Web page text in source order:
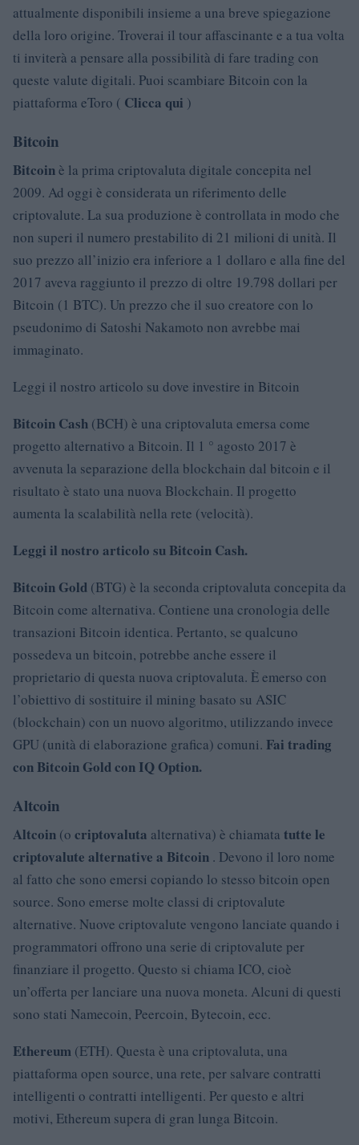
attualmente disponibili insieme a una breve spiegazione
della loro origine. Troverai il tour affascinante e a tua volta
ti inviterà a pensare alla possibilità di fare trading con
queste valute digitali. Puoi scambiare Bitcoin con la
piattaforma eToro ( Clicca qui )
Bitcoin
Bitcoinè la prima criptovaluta digitale concepita nel
2009. Ad oggi è considerata un riferimento delle
criptovalute. La sua produzione è controllata in modo che
non superi il numero prestabilito di 21 milioni di unità. Il
suo prezzo all’inizio era inferiore a 1 dollaro e alla fine del
2017 aveva raggiunto il prezzo di oltre 19.798 dollari per
Bitcoin (1 BTC). Un prezzo che il suo creatore con lo
pseudonimo di Satoshi Nakamoto non avrebbe mai
immaginato.
Leggi il nostro articolo su dove investire in Bitcoin
Bitcoin Cash (BCH) è una criptovaluta emersa come
progetto alternativo a Bitcoin. Il 1 ° agosto 2017 è
avvenuta la separazione della blockchain dal bitcoin e il
risultato è stato una nuova Blockchain. Il progetto
aumenta la scalabilità nella rete (velocità).
Leggi il nostro articolo su Bitcoin Cash.
Bitcoin Gold (BTG) è la seconda criptovaluta concepita da
Bitcoin come alternativa. Contiene una cronologia delle
transazioni Bitcoin identica. Pertanto, se qualcuno
possedeva un bitcoin, potrebbe anche essere il
proprietario di questa nuova criptovaluta. È emerso con
l’obiettivo di sostituire il mining basato su ASIC
(blockchain) con un nuovo algoritmo, utilizzando invece
GPU (unità di elaborazione grafica) comuni. Fai trading
con Bitcoin Gold con IQ Option.
Altcoin
Altcoin (o criptovaluta alternativa) è chiamata tutte le
criptovalute alternative a Bitcoin . Devono il loro nome
al fatto che sono emersi copiando lo stesso bitcoin open
source. Sono emerse molte classi di criptovalute
alternative. Nuove criptovalute vengono lanciate quando i
programmatori offrono una serie di criptovalute per
finanziare il progetto. Questo si chiama ICO, cioè
un’offerta per lanciare una nuova moneta. Alcuni di questi
sono stati Namecoin, Peercoin, Bytecoin, ecc.
Ethereum (ETH). Questa è una criptovaluta, una
piattaforma open source, una rete, per salvare contratti
intelligenti o contratti intelligenti. Per questo e altri
motivi, Ethereum supera di gran lunga Bitcoin.